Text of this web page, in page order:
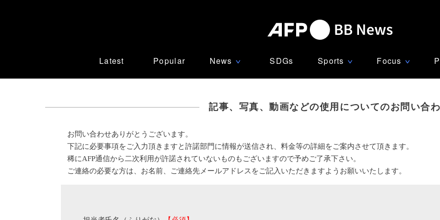
Latest Popular News ∨ SDGs Sports ∨ Focus ∨
記事、写真、動画などの使用についてのお問い合
お問い合わせありがとうございます。
下記に必要事項をご入力頂きますと許諾部門に情報が送信され、料金等の詳細をご案内させて頂きます。
稀にAFP通信から二次利用が許諾されていないものもございますので予めご了承下さい。
ご連絡の必要な方は、お名前、ご連絡先メールアドレスをご記入いただきますようお願いいたします。